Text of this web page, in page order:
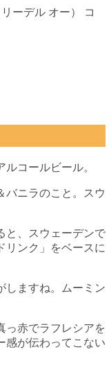
ーデル オー） コ
ルコールビール。
バニラのこと。スウ
と、スウェーデンで
リンク」をベースに
しますね。ムーミン
っ赤でラフレシアを
感が伝わってこない